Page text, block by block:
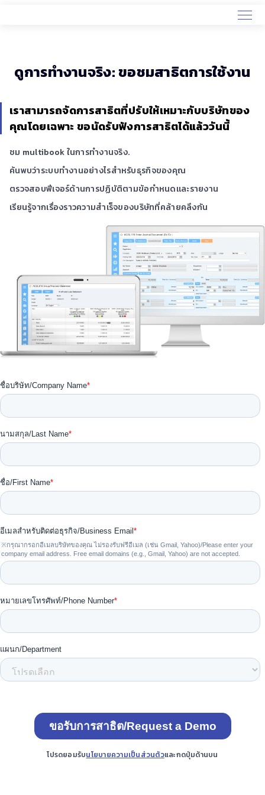
ดูการทำงานจริง: ขอชมสาธิตการใช้งาน
เราสามารถจัดการสาธิตที่ปรับให้เหมาะกับบริษัทของ
คุณโดยเฉพาะ ขอนัดรับฟังการสาธิตได้แล้ววันนี้
ชม multibook ในการทำงานจริง.
ค้นพบว่าระบบทำงานอย่างไรสำหรับธุรกิจของคุณ
ตรวจสอบฟีเจอร์ด้านการปฏิบัติตามข้อกำหนดและรายงาน
เรียนรู้จากเรื่องราวความสำเร็จของบริษัทที่คล้ายคลึงกัน
โปรดยอมรับนโยบายความเป็นส่วนตัวและกดปุ่มด้านบน